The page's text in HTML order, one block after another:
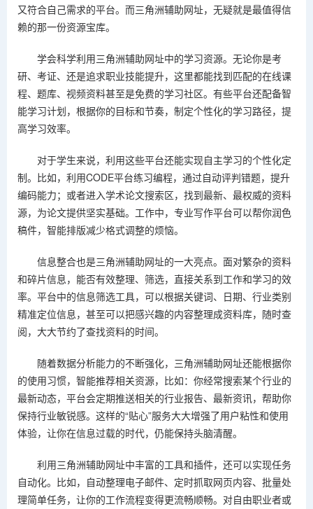
又符合自己需求的平台。而三角洲辅助网址，无疑就是最值得信
赖的那一份资源宝库。
学会科学利用三角洲辅助网址中的学习资源。无论你是考
研、考证、还是追求职业技能提升，这里都能找到匹配的在线课
程、题库、视频资料甚至是免费的学习社区。有些平台还配备智
能学习计划，根据你的目标和节奏，制定个性化的学习路径，提
高学习效率。
对于学生来说，利用这些平台还能实现自主学习的个性化定
制。比如，利用CODE平台练习编程，通过自动评判错题，提升
编码能力；或者进入学术论文搜索区，找到最新、最权威的资料
源，为论文提供坚实基础。工作中，专业写作平台可以帮你润色
稿件，智能排版减少格式调整的烦恼。
信息整合也是三角洲辅助网址的一大亮点。面对繁杂的资料
和碎片信息，能否有效整理、筛选，直接关系到工作和学习的效
率。平台中的信息筛选工具，可以根据关键词、日期、行业类别
精准定位信息，甚至可以把感兴趣的内容整理成资料库，随时查
阅，大大节约了查找资料的时间。
随着数据分析能力的不断强化，三角洲辅助网址还能根据你
的使用习惯，智能推荐相关资源，比如：你经常搜索某个行业的
最新动态，平台会定期推送相关的行业报告、最新资讯，帮助你
保持行业敏锐感。这样的“贴心”服务大大增强了用户粘性和使用
体验，让你在信息过载的时代，仍能保持头脑清醒。
利用三角洲辅助网址中丰富的工具和插件，还可以实现任务
自动化。比如，自动整理电子邮件、定时抓取网页内容、批量处
理简单任务，让你的工作流程变得更流畅顺畅。对自由职业者或